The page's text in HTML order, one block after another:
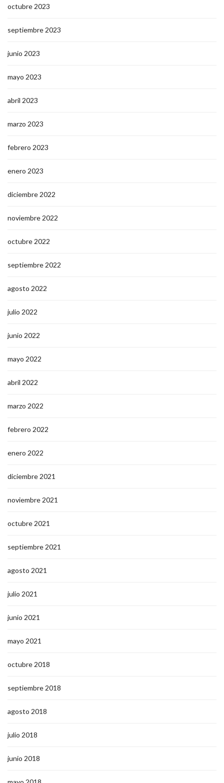
octubre 2023
septiembre 2023
junio 2023
mayo 2023
abril 2023
marzo 2023
febrero 2023
enero 2023
diciembre 2022
noviembre 2022
octubre 2022
septiembre 2022
agosto 2022
julio 2022
junio 2022
mayo 2022
abril 2022
marzo 2022
febrero 2022
enero 2022
diciembre 2021
noviembre 2021
octubre 2021
septiembre 2021
agosto 2021
julio 2021
junio 2021
mayo 2021
octubre 2018
septiembre 2018
agosto 2018
julio 2018
junio 2018